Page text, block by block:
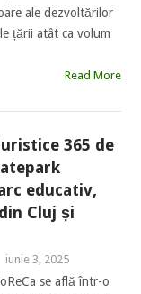
ale dezvoltărilor
țării atât ca volum
Read More
365 de
educativ,
Cluj și
iunie 3, 2025
se află într-o